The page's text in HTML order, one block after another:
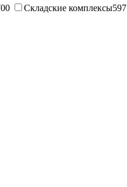
Складские комплексы597